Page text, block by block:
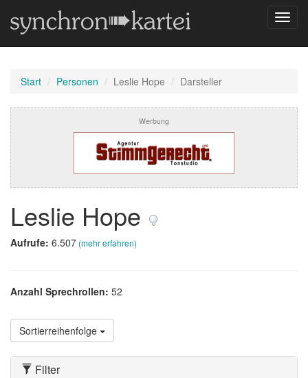
Start Personen Leslie Hope Darsteller
Werbung
Leslie Hope
Aufrufe: 6.507(mehr erfahren)
Anzahl Sprechrollen: 52
Sortierreihenfolge
Filter